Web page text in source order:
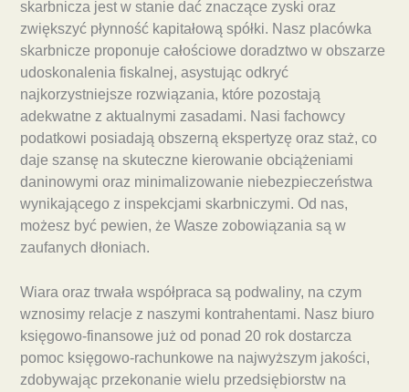
skarbnicza jest w stanie dać znaczące zyski oraz
zwiększyć płynność kapitałową spółki. Nasz placówka
skarbnicze proponuje całościowe doradztwo w obszarze
udoskonalenia fiskalnej, asystując odkryć
najkorzystniejsze rozwiązania, które pozostają
adekwatne z aktualnymi zasadami. Nasi fachowcy
podatkowi posiadają obszerną ekspertyzę oraz staż, co
daje szansę na skuteczne kierowanie obciążeniami
daninowymi oraz minimalizowanie niebezpieczeństwa
wynikającego z inspekcjami skarbniczymi. Od nas,
możesz być pewien, że Wasze zobowiązania są w
zaufanych dłoniach.
Wiara oraz trwała współpraca są podwaliny, na czym
wznosimy relacje z naszymi kontrahentami. Nasz biuro
księgowo-finansowe już od ponad 20 rok dostarcza
pomoc księgowo-rachunkowe na najwyższym jakości,
zdobywając przekonanie wielu przedsiębiorstw na